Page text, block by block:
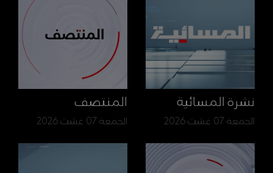
نشرة المسائية
الجمعة 07 غشت 2026
المنتصف
الجمعة 07 غشت 2026